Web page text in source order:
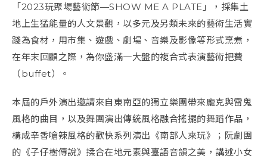
「2023玩聚場藝術節—SHOW ME A PLATE」，採集土
地上生猛能量的人文景觀，以多元及另類未來的藝術生活實
踐為食材，用市集、遊戲、劇場、音樂及影像等形式烹煮，
在年末回顧之際， 為你盛滿一大盤的複合式表演藝術把費
（buffet）。
本屆的戶外演出邀請來自東南亞的獨立樂團帶來龐克與雷鬼
風格的曲目，以及舞團演出傳統風格融合搖擺的舞蹈作品，
構成辛香嗆辣風格的歡快系列演出《南部人來玩》；阮劇團
的《子仔樹傳說》揉合在地元素與臺語音韻之美，講述小女